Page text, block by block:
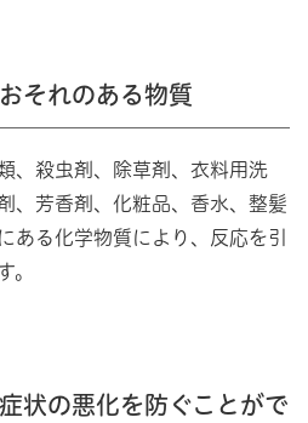
それのある物質
、殺虫剤、除草剤、衣料用洗
、芳香剤、化粧品、香水、整髪
ある化学物質により、反応を引
。
状の悪化を防ぐことがで